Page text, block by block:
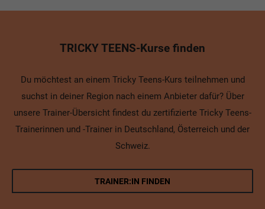
TRICKY TEENS-Kurse finden
Du möchtest an einem Tricky Teens-Kurs teilnehmen und
suchst in deiner Region nach einem Anbieter dafür? Über
unsere Trainer-Übersicht findest du zertifizierte Tricky Teens-
Trainerinnen und -Trainer in Deutschland, Österreich und der
Schweiz.
TRAINER:IN FINDEN